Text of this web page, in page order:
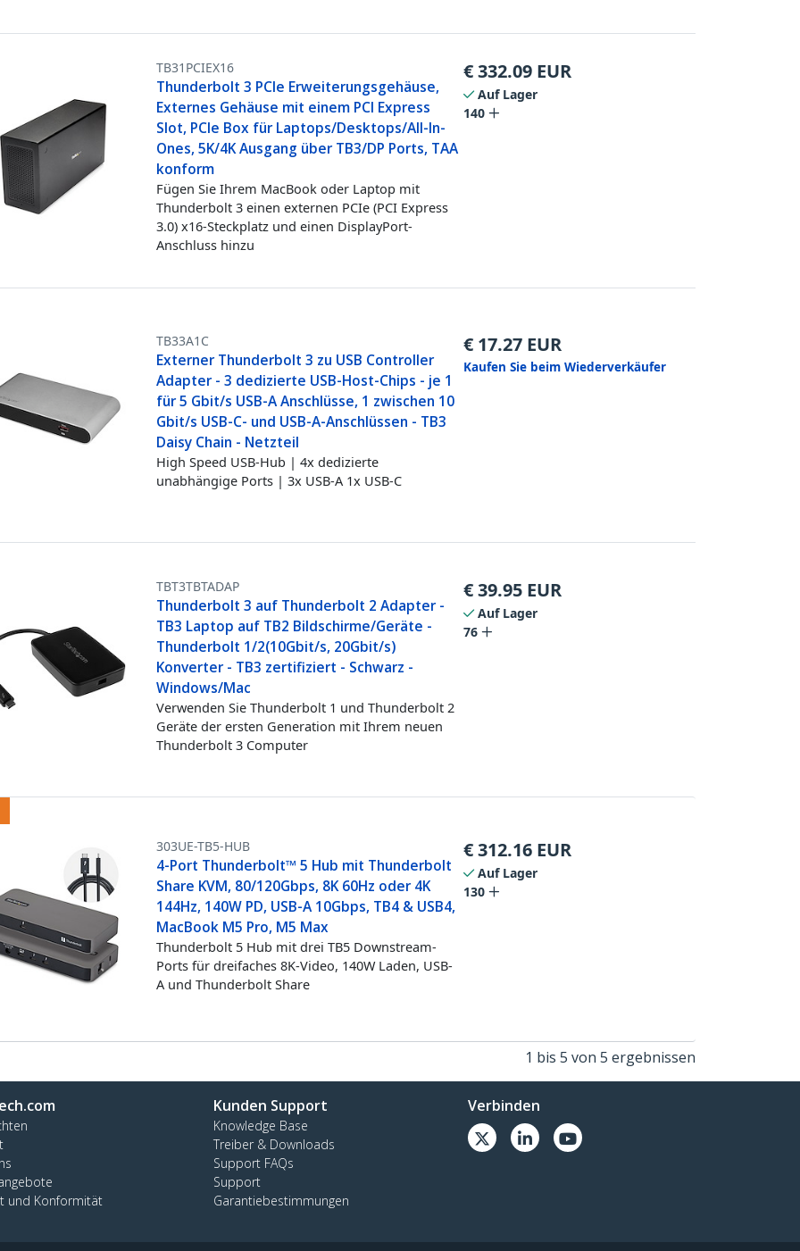
TB31PCIEX16
Thunderbolt 3 PCIe Erweiterungsgehäuse,
Externes Gehäuse mit einem PCI Express
Slot, PCIe Box für Laptops/Desktops/All-In-
Ones, 5K/4K Ausgang über TB3/DP Ports, TAA
konform
Fügen Sie Ihrem MacBook oder Laptop mit
Thunderbolt 3 einen externen PCIe (PCI Express
3.0) x16-Steckplatz und einen DisplayPort-
Anschluss hinzu
€332.09 EUR
Auf Lager
140
TB33A1C
Externer Thunderbolt 3 zu USB Controller
Adapter - 3 dedizierte USB-Host-Chips - je 1
für 5 Gbit/s USB-A Anschlüsse, 1 zwischen 10
Gbit/s USB-C- und USB-A-Anschlüssen - TB3
Daisy Chain - Netzteil
High Speed USB-Hub | 4x dedizierte
unabhängige Ports | 3x USB-A 1x USB-C
€ 17.27 EUR
Kaufen Sie beim Wiederverkäufer
TBT3TBTADAP
Thunderbolt 3 auf Thunderbolt 2 Adapter -
TB3 Laptop auf TB2 Bildschirme/Geräte -
Thunderbolt 1/2(10Gbit/s, 20Gbit/s)
Konverter - TB3 zertifiziert - Schwarz -
Windows/Mac
Verwenden Sie Thunderbolt 1 und Thunderbolt 2
Geräte der ersten Generation mit Ihrem neuen
Thunderbolt 3 Computer
€39.95 EUR
Auf Lager
76
303UE-TB5-HUB
4-Port Thunderbolt™ 5 Hub mit Thunderbolt
Share KVM, 80/120Gbps, 8K 60Hz oder 4K
144Hz, 140W PD, USB-A 10Gbps, TB4 & USB4,
MacBook M5 Pro, M5 Max
Thunderbolt 5 Hub mit drei TB5 Downstream-
Ports für dreifaches 8K-Video, 140W Laden, USB-
A und Thunderbolt Share
€312.16 EUR
Auf Lager
130
1 bis 5 von 5 ergebnissen
und Konformität
Kunden Support
Knowledge Base
Treiber & Downloads
Support FAQs
Support
Garantiebestimmungen
Verbinden